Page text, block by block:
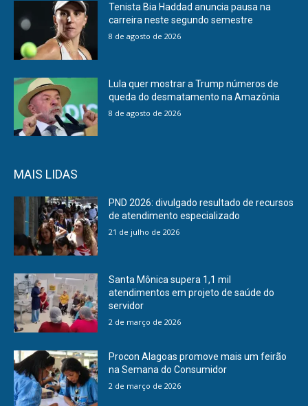
Tenista Bia Haddad anuncia pausa na
carreira neste segundo semestre
8 de agosto de 2026
Lula quer mostrar a Trump números de
queda do desmatamento na Amazônia
8 de agosto de 2026
MAIS LIDAS
PND 2026: divulgado resultado de recursos
de atendimento especializado
21 de julho de 2026
Santa Mônica supera 1,1 mil
atendimentos em projeto de saúde do
servidor
2 de março de 2026
Procon Alagoas promove mais um feirão
na Semana do Consumidor
2 de março de 2026